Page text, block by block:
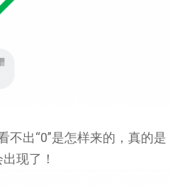
不出“0”是怎样来的，真的是
现了！